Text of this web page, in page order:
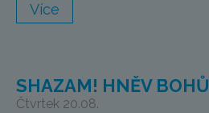
Více
SHAZAM! HNĚV BOHŮ
Čtvrtek 20.08.